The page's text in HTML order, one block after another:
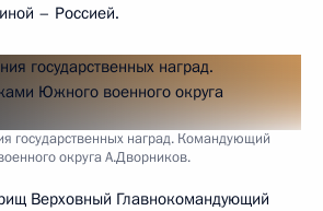
– Россией.
государственных наград. Командующий
округа А.Дворников.
Верховный Главнокомандующий